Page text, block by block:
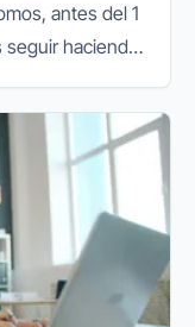
antes del 1
seguir haciendo